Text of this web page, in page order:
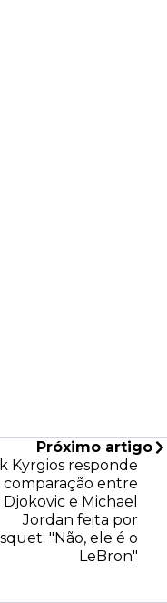
Próximo artigo
Kyrgios responde
comparação entre
Djokovic e Michael
Jordan feita por
"Não, ele é o
LeBron"